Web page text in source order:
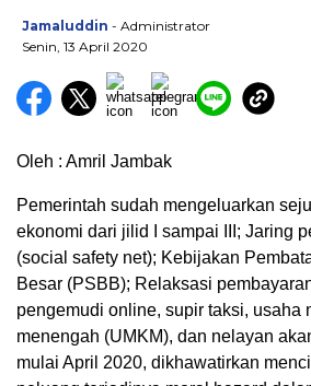
Jamaluddin - Administrator
Senin, 13 April 2020
Oleh : Amril Jambak
Pemerintah sudah mengeluarkan
ekonomi dari jilid I sampai III; Jaring
(social safety net); Kebijakan
Besar (PSBB); Relaksasi
pengemudi online, supir taksi, usaha
menengah (UMKM), dan nelayan
mulai April 2020, dikhawatirkan